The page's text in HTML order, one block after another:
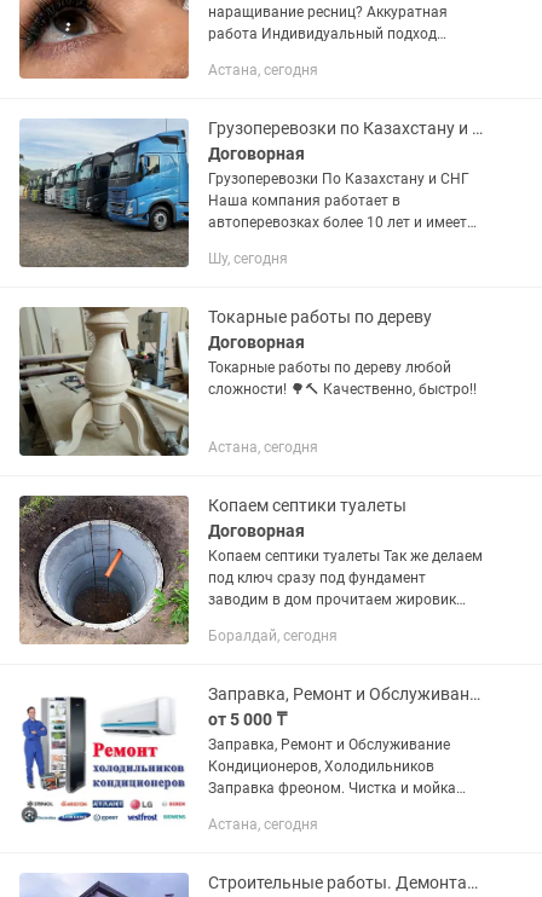
наращивание ресниц? Аккуратная
работа Индивидуальный подход
Уютная атмосфера Астана,
Уалиханова, 7 Отель...
Астана, сегодня
Грузоперевозки по Казахстану и СНГ фура трал рефрижератор камаз тентовка ша
Договорная
Грузоперевозки По Казахстану и СНГ
Наша компания работает в
автоперевозках более 10 лет и имеет
Предоставляем все виды документов.
Шу, сегодня
Токарные работы по дереву
Договорная
Токарные работы по дереву любой
сложности! 🌳🔨 Качественно, быстро!!
Астана, сегодня
Копаем септики туалеты
Договорная
Копаем септики туалеты Так же делаем
под ключ сразу под фундамент
заводим в дом прочитаем жировик
камней
Боралдай, сегодня
Заправка, Ремонт и Обслуживание Кондиционеров и Холодильников
от 5 000 ₸
Заправка, Ремонт и Обслуживание
Кондиционеров, Холодильников
Заправка фреоном. Чистка и мойка
Устранение утечки фреона. Замена
Астана, сегодня
Строительные работы. Демонтаж. Кладка. Сварочные работы